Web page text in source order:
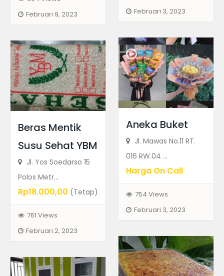
Februari 9, 2023
Februari 3, 2023
Aneka Buket
Jl. Mawas No.11 RT.
016 RW.04 ...
Harga On Call
754 Views
Februari 3, 2023
Beras Mentik
Susu Sehat YBM
Jl. Yos Soedarso 15
Polos Metr...
Rp18.000,00 (Tetap)
761 Views
Februari 2, 2023